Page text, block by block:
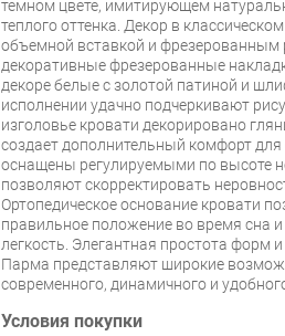
темном цвете, имитирующем
теплого оттенка. Декор в
объемной вставкой и фрезерованным
декоративные фрезерованные
декоре белые с золотой патиной и
исполнении удачно подчеркивают
изголовье кровати декорировано
создает дополнительный комфорт
оснащены регулируемыми по высоте
позволяют скорректировать
Ортопедическое основание кровати
правильное положение во время сна
легкость. Элегантная простота форм
Парма представляют широкие
современного, динамичного и
Условия покупки